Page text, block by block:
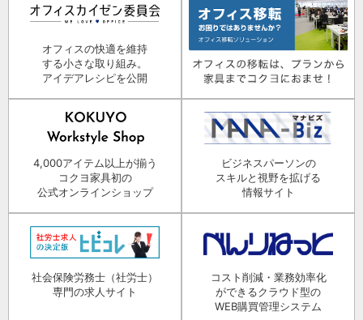
オフィスの快適を維持
する小さな取り組み。
アイデアレシピを公開
4,000アイテム以上が揃う
コクヨ家具初の
公式オンラインショップ
ビジネスパーソンの
スキルと視野を拡げる
情報サイト
社会保険労務士（社労士）
専門の求人サイト
コスト削減・業務効率化
ができるクラウド型の
WEB購買管理システム